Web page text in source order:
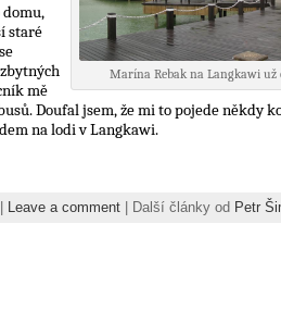
Marína Rebak na Langkawi už
staré
mě
Doufal jsem, že mi to pojede někdy
na lodi v Langkawi.
| Leave a comment | Další články od Petr